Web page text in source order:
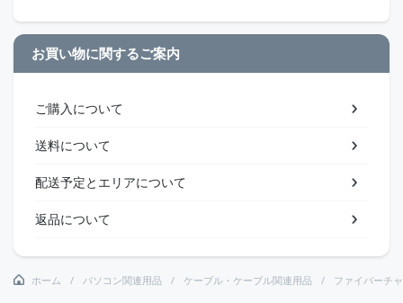
お買い物に関するご案内
ご購入について
送料について
配送予定とエリアについて
返品について
ホーム パソコン関連用品 ケーブル・ケーブル関連用品 ファイバーチ